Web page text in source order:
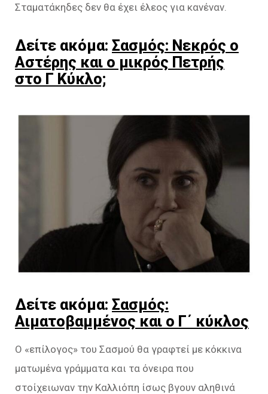
Σταματάκηδες δεν θα έχει έλεος για κανέναν.
Δείτε ακόμα: Σασμός: Νεκρός ο
Αστέρης και ο μικρός Πετρής
στο Γ Κύκλο;
Δείτε ακόμα: Σασμός:
Αιματοβαμμένος και ο Γ΄ κύκλος
Ο «επίλογος» του Σασμού θα γραφτεί με κόκκινα
ματωμένα γράμματα και τα όνειρα που
στοίχειωναν την Καλλιόπη ίσως βγουν αληθινά